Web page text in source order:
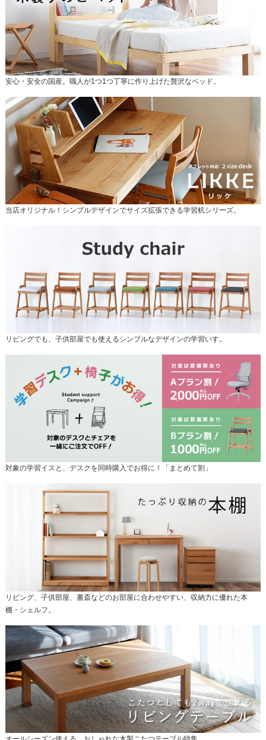
安心・安全の国産。職人が1つ1つ丁寧に作り上げた贅沢なベッド。
当店オリジナル！シンプルデザインでサイズ拡張できる学習机シリーズ。
リビングでも、子供部屋でも使えるシンプルなデザインの学習いす。
対象の学習イスと、デスクを同時購入でお得に！「まとめて割」
リビング、子供部屋、書斎などのお部屋に合わせやすい、収納力に優れた本
棚・シェルフ。